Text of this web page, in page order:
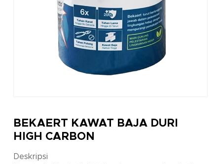
BEKAERT KAWAT BAJA DURI
HIGH CARBON
Deskripsi